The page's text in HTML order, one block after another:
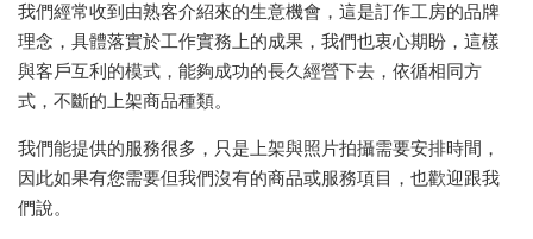
我們經常收到由熟客介紹來的生意機會，這是訂作工房的品牌
理念，具體落實於工作實務上的成果，我們也衷心期盼，這樣
與客戶互利的模式，能夠成功的長久經營下去，依循相同方
式，不斷的上架商品種類。
我們能提供的服務很多，只是上架與照片拍攝需要安排時間，
因此如果有您需要但我們沒有的商品或服務項目，也歡迎跟我
們說。